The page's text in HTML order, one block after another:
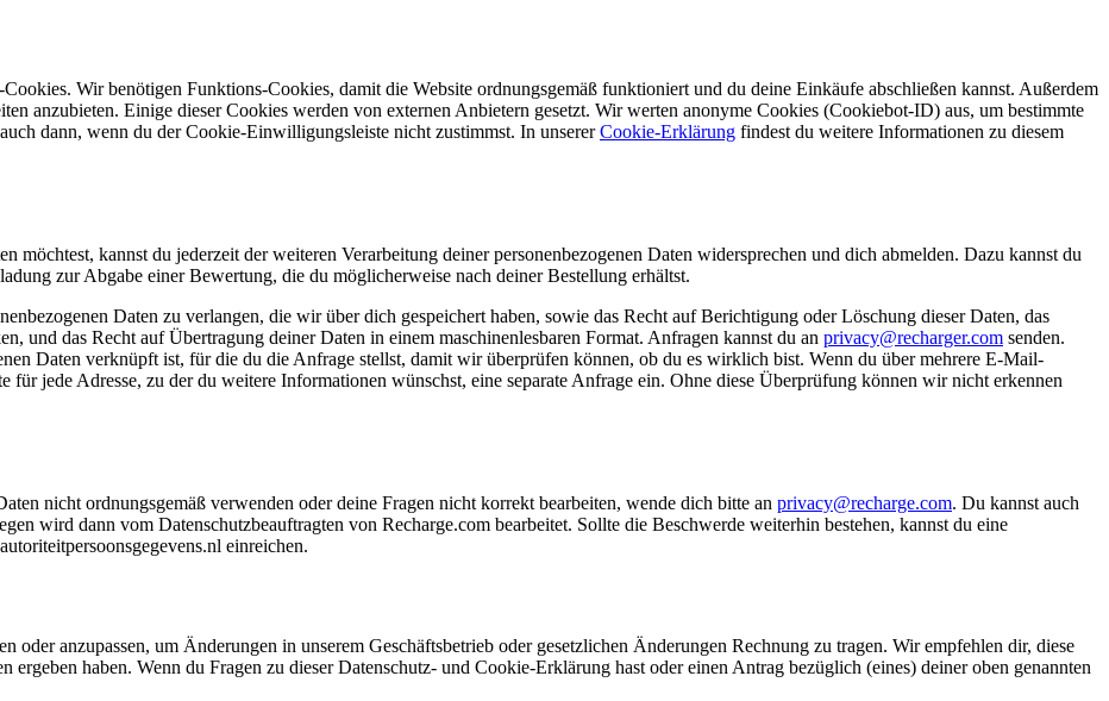
Wir benötigen Funktions-Cookies, damit die Website ordnungsgemäß funktioniert und du deine Einkäufe abschließen kannst. Außerdem
anzubieten. Einige dieser Cookies werden von externen Anbietern gesetzt. Wir werten anonyme Cookies (Cookiebot-ID) aus, um bestimmte
dann, wenn du der Cookie-Einwilligungsleiste nicht zustimmst. In unsererCookie-Erklärung findest du weitere Informationen zu diesem
möchtest, kannst du jederzeit der weiteren Verarbeitung deiner personenbezogenen Daten widersprechen und dich abmelden. Dazu kannst du
zur Abgabe einer Bewertung, die du möglicherweise nach deiner Bestellung erhältst.
Daten zu verlangen, die wir über dich gespeichert haben, sowie das Recht auf Berichtigung oder Löschung dieser Daten, das
und das Recht auf Übertragung deiner Daten in einem maschinenlesbaren Format. Anfragen kannst du an privacy@recharger.com senden.
Daten verknüpft ist, für die du die Anfrage stellst, damit wir überprüfen können, ob du es wirklich bist. Wenn du über mehrere E-Mail-
für jede Adresse, zu der du weitere Informationen wünschst, eine separate Anfrage ein. Ohne diese Überprüfung können wir nicht erkennen
nicht ordnungsgemäß verwenden oder deine Fragen nicht korrekt bearbeiten, wende dich bitte an privacy@recharge.com. Du kannst auch
wird dann vom Datenschutzbeauftragten von Recharge.com bearbeitet. Sollte die Beschwerde weiterhin bestehen, kannst du eine
einreichen.
oder anzupassen, um Änderungen in unserem Geschäftsbetrieb oder gesetzlichen Änderungen Rechnung zu tragen. Wir empfehlen dir, diese
ergeben haben. Wenn du Fragen zu dieser Datenschutz- und Cookie-Erklärung hast oder einen Antrag bezüglich (eines) deiner oben genannten